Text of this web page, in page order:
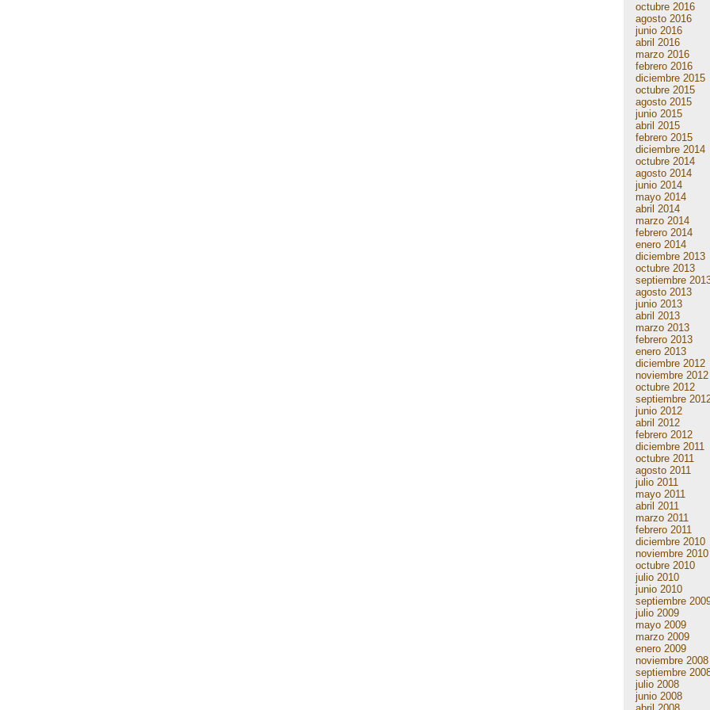
octubre 2016
agosto 2016
junio 2016
abril 2016
marzo 2016
febrero 2016
diciembre 2015
octubre 2015
agosto 2015
junio 2015
abril 2015
febrero 2015
diciembre 2014
octubre 2014
agosto 2014
junio 2014
mayo 2014
abril 2014
marzo 2014
febrero 2014
enero 2014
diciembre 2013
octubre 2013
septiembre
agosto 2013
junio 2013
abril 2013
marzo 2013
febrero 2013
enero 2013
diciembre 2012
noviembre 2012
octubre 2012
septiembre
junio 2012
abril 2012
febrero 2012
diciembre 2011
octubre 2011
agosto 2011
julio 2011
mayo 2011
abril 2011
marzo 2011
febrero 2011
diciembre 2010
noviembre 2010
octubre 2010
julio 2010
junio 2010
septiembre
julio 2009
mayo 2009
marzo 2009
enero 2009
noviembre 2008
septiembre
julio 2008
junio 2008
abril 2008